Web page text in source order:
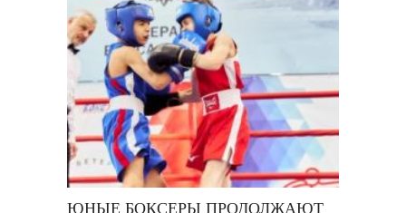
ЮНЫЕ БОКСЕРЫ ПРОДОЛЖАЮТ